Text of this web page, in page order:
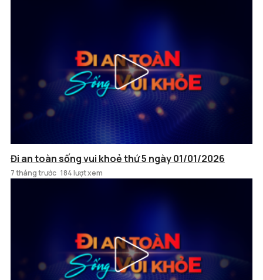
Đi an toàn sống vui khoẻ thứ 5 ngày 01/01/2026
7 tháng trước 184 lượt xem